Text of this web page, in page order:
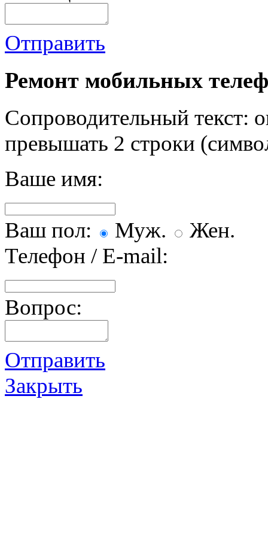
Отправить
Ремонт мобильных
Сопроводительный текст:
превышать 2 строки
Ваше имя:
Ваш пол: Муж.
Жен.
Телефон / E-mail:
Вопрос:
Отправить
Закрыть